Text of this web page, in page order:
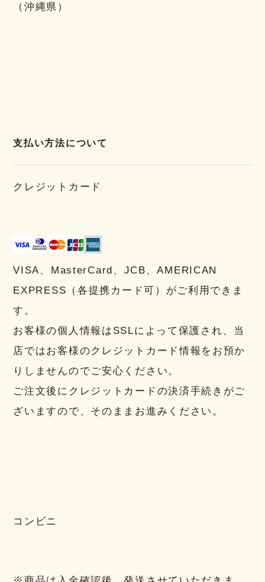
（沖縄県）
支払い方法について
クレジットカード
VISA、MasterCard、JCB、AMERICAN
EXPRESS（各提携カード可）がご利用できま
す。
お客様の個人情報はSSLによって保護され、当
店ではお客様のクレジットカード情報をお預か
りしませんのでご安心ください。
ご注文後にクレジットカードの決済手続きがご
ざいますので、そのままお進みください。
コンビニ